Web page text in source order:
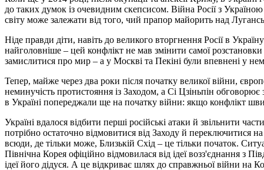
до таких думок із очевидним скепсисом. Війна Росії з Україною
світу може залежати від того, чий прапор майорить над
Ніде правди діти, навіть до великого вторгнення Росії в
найголовніше – цей конфлікт не мав змінити самої
замислитися про мир – а у Москві та Пекіні були впевнені у
Тепер, майже через два роки після початку великої війни,
неминучість протистояння із Заходом, а Сі Цзіньпін
в Україні попереджали ще на початку війни: якщо конфлікт
Україні вдалося відбити перші російські атаки й звільнити
потрібно остаточно відмовитися від Заходу й переключитися
всюди, де тільки може, Близькій Схід – це тільки початок.
Північна Корея офіційно відмовилася від ідеї возз'єднання
ідеї його дідуся. А це відкриває шлях до справжньої війни на